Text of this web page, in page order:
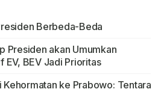
Berbeda-Beda
Presiden akan Umumkan
EV, BEV Jadi Prioritas
ke Prabowo: Tentara